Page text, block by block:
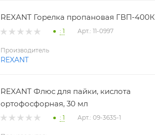
REXANT Горелка пропановая ГВП-400К
: 1 Арт.: 11-0997
Производитель
REXANT
REXANT Флюс для пайки, кислота
ортофосфорная, 30 мл
: 1 Арт.: 09-3635-1